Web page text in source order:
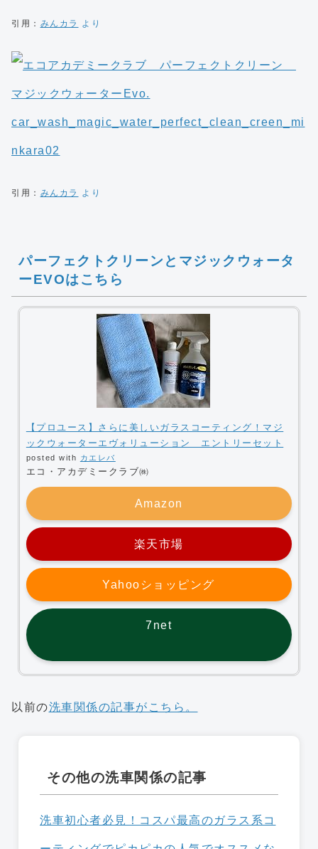
引用： みんカラ より
引用： みんカラ より
パーフェクトクリーンとマジックウォータ
ーEVOはこちら
【プロユース】さらに美しいガラスコーティング！マジ
ックウォーターエヴォリューション エントリーセット
posted with カエレバ
エコ・アカデミークラブ㈱
Amazon
楽天市場
Yahooショッピング
7net
以前の洗車関係の記事がこちら。
その他の洗車関係の記事
洗車初心者必見！コスパ最高のガラス系コ